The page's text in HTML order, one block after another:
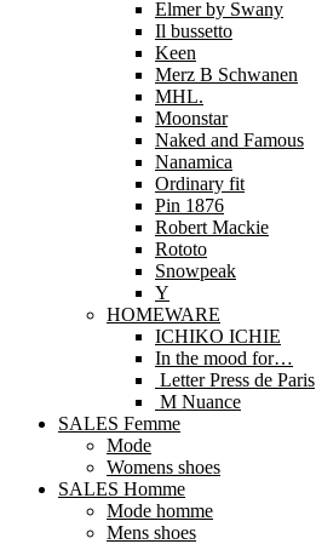
Elmer by Swany
Il bussetto
Keen
Merz B Schwanen
MHL.
Moonstar
Naked and Famous
Nanamica
Ordinary fit
Pin 1876
Robert Mackie
Rototo
Snowpeak
Y
HOMEWARE
ICHIKO ICHIE
In the mood for…
Letter Press de Paris
M Nuance
SALES Femme
Mode
Womens shoes
SALES Homme
Mode homme
Mens shoes